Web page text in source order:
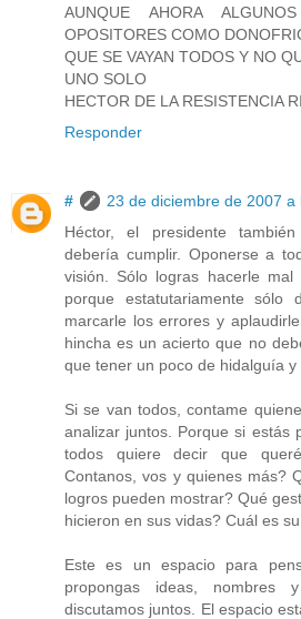
AUNQUE AHORA
OPOSITORES COMO
QUE SE VAYAN TODOS Y NO
UNO SOLO
HECTOR DE LA RESISTENCIA
Responder
#
23 de diciembre de 2007 a
Héctor, el presidente
debería cumplir. Oponerse a
visión. Sólo logras hacerle mal
porque estatutariamente
marcarle los errores y
hincha es un acierto que no
que tener un poco de hidalguía y
Si se van todos, contame
analizar juntos. Porque si estás
todos quiere decir que
Contanos, vos y quienes más?
logros pueden mostrar? Qué
hicieron en sus vidas? Cuál es
Este es un espacio para
propongas ideas,
discutamos juntos. El espacio